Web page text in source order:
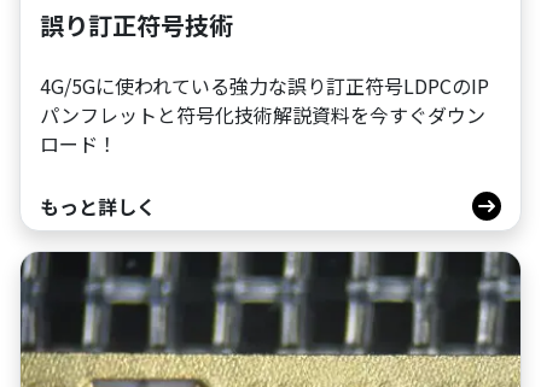
誤り訂正符号技術
4G/5Gに使われている強力な誤り訂正符号LDPCのIP
パンフレットと符号化技術解説資料を今すぐダウン
ロード！
もっと詳しく